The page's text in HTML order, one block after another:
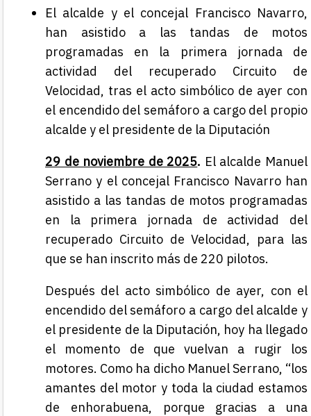
El alcalde y el concejal Francisco Navarro,
han asistido a las tandas de motos
programadas en la primera jornada de
actividad del recuperado Circuito de
Velocidad, tras el acto simbólico de ayer con
el encendido del semáforo a cargo del propio
alcalde y el presidente de la Diputación
29 de noviembre de 2025. El alcalde Manuel
Serrano y el concejal Francisco Navarro han
asistido a las tandas de motos programadas
en la primera jornada de actividad del
recuperado Circuito de Velocidad, para las
que se han inscrito más de 220 pilotos.
Después del acto simbólico de ayer, con el
encendido del semáforo a cargo del alcalde y
el presidente de la Diputación, hoy ha llegado
el momento de que vuelvan a rugir los
motores. Como ha dicho Manuel Serrano, “los
amantes del motor y toda la ciudad estamos
de enhorabuena, porque gracias a una